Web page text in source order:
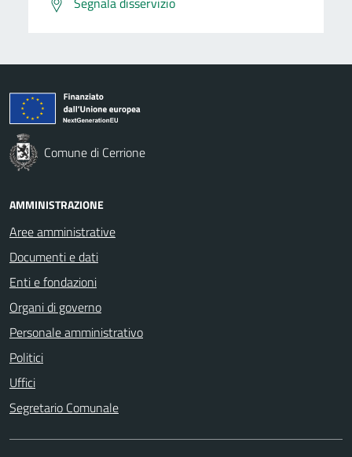
Comune di Cerrione
AMMINISTRAZIONE
Aree amministrative
Documenti e dati
Enti e fondazioni
Organi di governo
Personale amministrativo
Politici
Uffici
Segretario Comunale